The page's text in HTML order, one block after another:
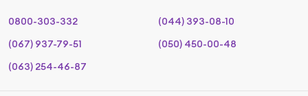
0800-303-332
(044) 393-08-10
(067) 937-79-51
(050) 450-00-48
(063) 254-46-87